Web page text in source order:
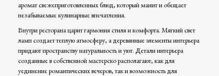
аромат свежеприготовленных блюд, который манит и обещает
незабываемые кулинарные впечатления.
Внутри ресторана царит гармония стиля и комфорта. Мягкий свет
ламп создает теплую атмосферу, а деревянные элементы интерьера
придают пространству натуральность и уют. Детали интерьера
созданные в собственной мастерско располагают, как для
уединение романтических вечеров, так и возможность для